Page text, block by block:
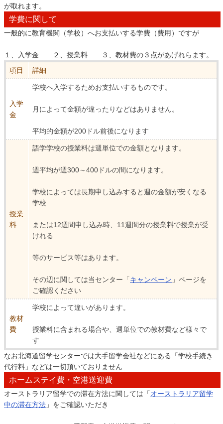
が取れます。
学費に関して
一般的に教育機関（学校）へお支払いする学費（費用）ですが
１、入学金 ２、授業料 ３、教材費の３点があげれらます。
項目
詳細
入学
金
学校へ入学するためお支払いするものです。
月によって金額が違ったりなどはありません。
平均的金額が200ドル前後になります
授業
料
語学学校の授業料は週単位での金額となります。
週平均が週300～400ドルの間になります。
学校によっては長期申し込みすると週の金額が安くなる
学校
または12週間申し込み時、11週間分の授業料で授業が受
けれる
等のサービス等はあります。
その辺に関しては当センター「キャンペーン 」ページを
ご確認ください
教材
費
学校によって違いがあります。
授業料に含まれる場合や、週単位での教材費など様々で
す
なお北海道留学センターでは大手留学会社などにある「学校手続き
代行料」などは一切頂いておりません
ホームステイ費・空港送迎費
オーストラリア留学での滞在方法に関しては「オーストラリア留学
中の滞在方法 」をご確認いただき